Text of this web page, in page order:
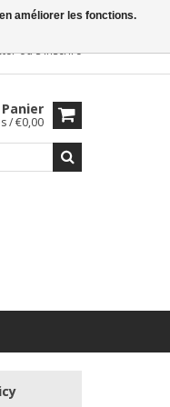
ouS'inscrire
Panier
/ €0,00
améliorer les fonctions.